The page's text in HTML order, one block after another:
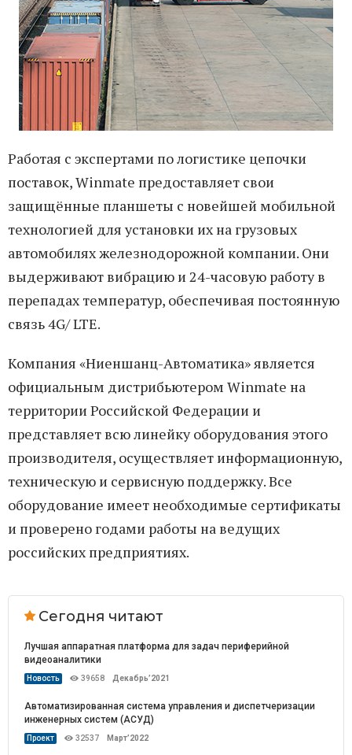
Работая с экспертами по логистике цепочки
поставок, Winmate предоставляет свои
защищённые планшеты с новейшей мобильной
технологией для установки их на грузовых
автомобилях железнодорожной компании. Они
выдерживают вибрацию и 24-часовую работу в
перепадах температур, обеспечивая постоянную
связь 4G/ LTE.
Компания «Ниеншанц-Автоматика» является
официальным дистрибьютером Winmate на
территории Российской Федерации и
представляет всю линейку оборудования этого
производителя, осуществляет информационную,
техническую и сервисную поддержку. Все
оборудование имеет необходимые сертификаты
и проверено годами работы на ведущих
российских предприятиях.
Сегодня читают
Лучшая аппаратная платформа для задач периферийной
видеоаналитики
Новость 39658 Декабрь’2021
Автоматизированная система управления и диспетчеризации
инженерных систем (АСУД)
Проект 32537 Март’2022